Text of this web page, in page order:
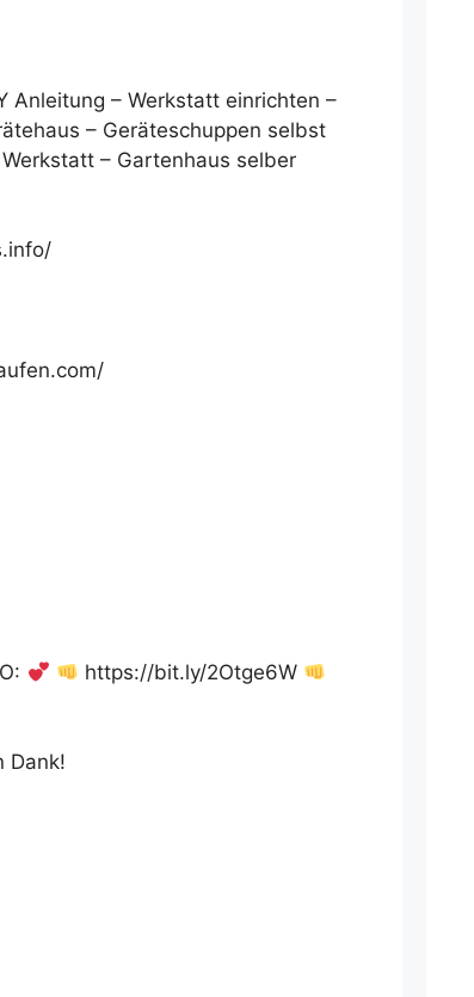
Anleitung – Werkstatt einrichten –
– Geräteschuppen selbst
– Gartenhaus selber
https://bit.ly/2Otge6W
Dank!